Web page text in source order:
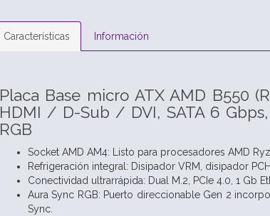
Características Información
Placa Base micro ATX AMD B550
HDMI / D-Sub / DVI, SATA 6
RGB
Socket AMD AM4: Listo para procesadores AMD
Refrigeración integral: Disipador VRM, disipador
Conectividad ultrarrápida: Dual M.2, PCIe 4.0, 1 Gb
Aura Sync RGB: Puerto direccionable Gen 2
Sync.